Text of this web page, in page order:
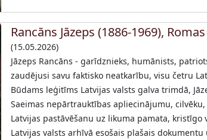
Rancāns Jāzeps (1886-1969),
(15.05.2026)
Jāzeps Rancāns - garīdznieks, humānists,
zaudējusi savu faktisko neatkarību, visu četru
Būdams leģitīms Latvijas valsts galva trimdā,
Saeimas nepārtrauktības apliecinājumu,
Latvijas pastāvēšanu uz likuma pamata,
Latvijas valsts arhīvā esošais plašais